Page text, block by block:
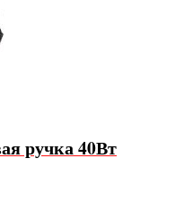
ручка 40Вт